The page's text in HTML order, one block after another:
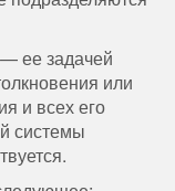
ее задачей
или
и всех его
системы